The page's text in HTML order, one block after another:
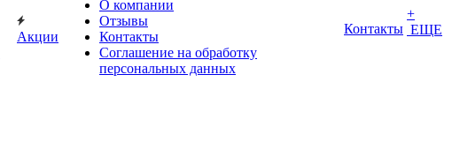
Акции
О компании
Отзывы
Контакты
Соглашение на обработку
персональных данных
Контакты
+
ЕЩЕ